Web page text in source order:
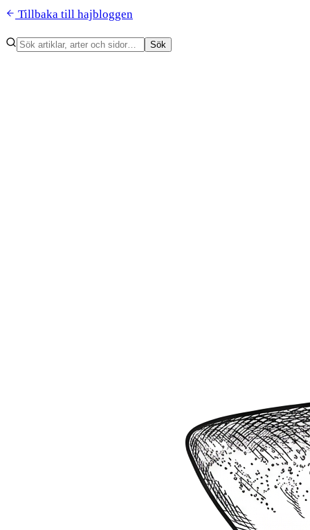
Tillbaka till hajbloggen
Sök